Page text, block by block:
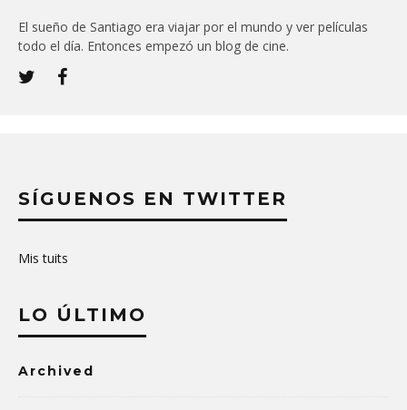
El sueño de Santiago era viajar por el mundo y ver películas
todo el día. Entonces empezó un blog de cine.
SÍGUENOS EN TWITTER
Mis tuits
LO ÚLTIMO
Archived